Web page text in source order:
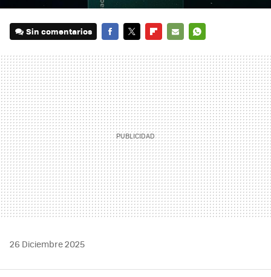
Sin comentarios
MAIL
26 Diciembre 2025